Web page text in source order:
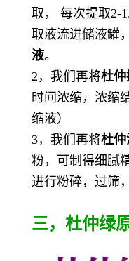
取， 每次提取2-
取液流进储液罐
液。
2，我们再将杜仲
时间浓缩，浓缩
缩液）
3，我们再将杜仲
粉，可制得细腻
进行粉碎，过筛
三，杜仲绿